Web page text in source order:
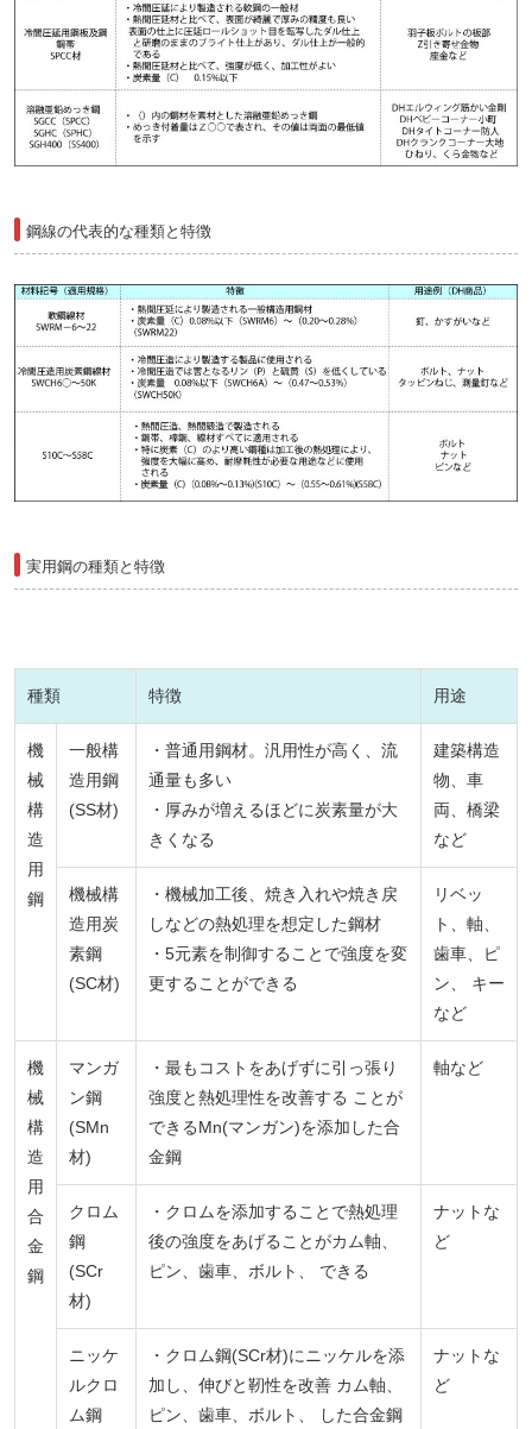
鋼線の代表的な種類と特徴
実用鋼の種類と特徴
種類 特徴 用途
機
械
構
造
用
鋼
一般構
造用鋼
(SS材)
・普通用鋼材。汎用性が高く、流
通量も多い
・厚みが増えるほどに炭素量が大
きくなる
建築構造
物、車
両、橋梁
など
機械構
造用炭
素鋼
(SC材)
・機械加工後、焼き入れや焼き戻
しなどの熱処理を想定した鋼材
・5元素を制御することで強度を変
更することができる
リベッ
ト、軸、
歯車、ピ
ン、 キー
など
機
械
構
造
用
合
金
鋼
マンガ
ン鋼
(SMn
材)
・最もコストをあげずに引っ張り
強度と熱処理性を改善する ことが
できるMn(マンガン)を添加した合
金鋼
軸など
クロム
鋼
(SCr
材)
・クロムを添加することで熱処理
後の強度をあげることがカム軸、
ピン、歯車、ボルト、 できる
ナットな
ど
ニッケ
ルクロ
ム鋼
・クロム鋼(SCr材)にニッケルを添
加し、伸びと靭性を改善 カム軸、
ピン、歯車、ボルト、 した合金鋼
ナットな
ど